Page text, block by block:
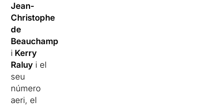
Jean-
Christophe
de
Beauchamp
i Kerry
Raluy i el
seu
número
aeri, el